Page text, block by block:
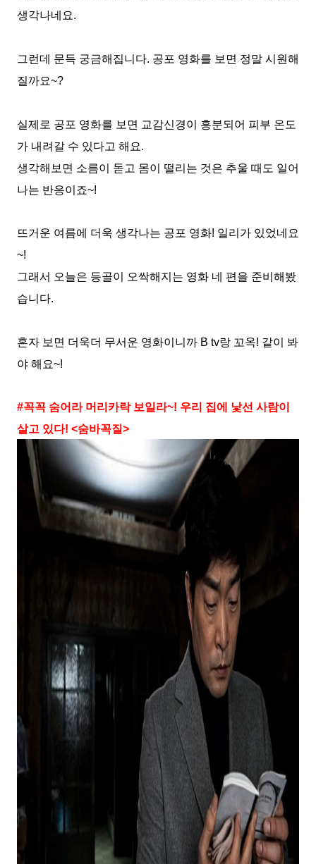
생각나네요.
그런데 문득 궁금해집니다. 공포 영화를 보면 정말 시원해
질까요~?
실제로 공포 영화를 보면 교감신경이 흥분되어 피부 온도
가 내려갈 수 있다고 해요.
생각해보면 소름이 돋고 몸이 떨리는 것은 추울 때도 일어
나는 반응이죠~!
뜨거운 여름에 더욱 생각나는 공포 영화! 일리가 있었네요
~!
그래서 오늘은 등골이 오싹해지는 영화 네 편을 준비해봤
습니다.
혼자 보면 더욱더 무서운 영화이니까 B tv랑 꼬옥! 같이 봐
야 해요~!
#꼭꼭 숨어라 머리카락 보일라~! 우리 집에 낯선 사람이
살고 있다! <숨바꼭질>